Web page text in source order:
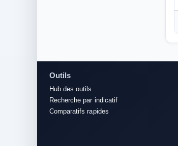
Outils
Hub des outils
Recherche par indicatif
Comparatifs rapides